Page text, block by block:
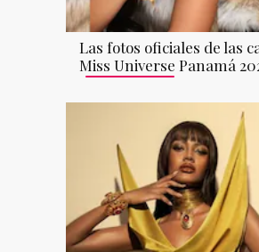
Las fotos oficiales de las
Miss Universe Panamá